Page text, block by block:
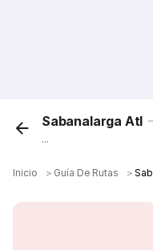
Sabanalarga Atl
...
Inicio ＞ Guía De Rutas ＞